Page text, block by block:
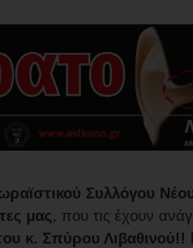
Συλλόγου
μας, που τις έχουν
κ. Σπύρου Λιβαθινού!!